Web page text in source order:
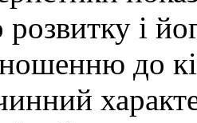
розвитку і
до